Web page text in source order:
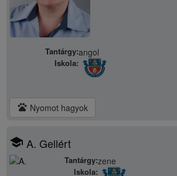
Tantárgy:angol
Iskola:
pets Nyomot hagyok
school A. Gellért
Tantárgy:zene
Iskola: